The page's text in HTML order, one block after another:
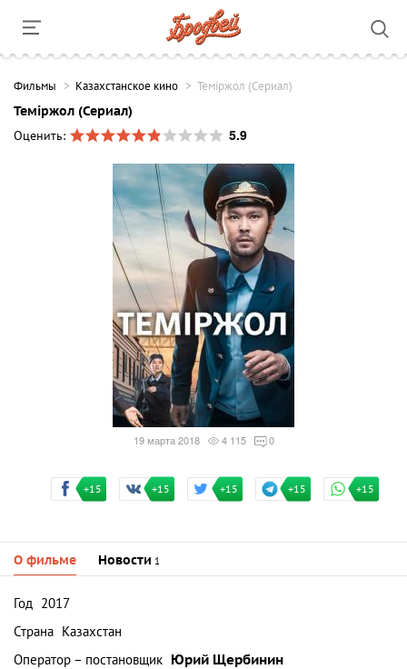
Фильмы Казахстанское кино Теміржол (Сериал)
Теміржол (Сериал)
Оценить:
5.9
19 марта 2018 4 115 0
+15 +15 +15 +15 +15
О фильме Новости 1
Год 2017
Страна Казахстан
Оператор – постановщик Юрий Щербинин